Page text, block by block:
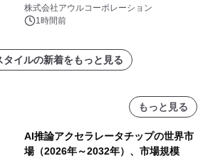
大人の冬旅を。ー夕日ヶ浦温泉「佳松
苑 別邸ふうか」ー
株式会社アウルコーポレーション
1時間前
タイルの新着をもっと見る
もっと見る
AI推論アクセラレータチップの世界市
場（2026年～2032年）、市場規模